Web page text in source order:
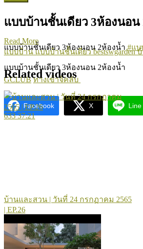
แบบบ้านชั้นเดียว 3ห้องนอน
แบบบ้านชั้นเดียว 3ห้องนอน 2ห้องน้ำ#แ
แบบบ้านชั้นเดียว 3ห้องนอน 2ห้องน้ำ
GCLUB ทางเข้าจีคลับ
Facebook X Line
Read More
แบบบ้าน แบบบ้านชั้นเดียวbestswgardenบ้
Related videos
633 37:21
บ้านและสวน | วันที่ 24 กรกฏาคม 2565
| EP.26